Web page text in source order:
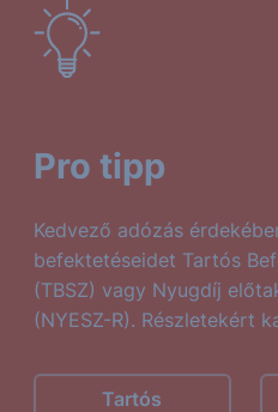
Pro tipp
Kedvező adózás
befektetéseidet Tartós
(TBSZ) vagy Nyugdíj
(NYESZ-R). Részletekért
Tartós